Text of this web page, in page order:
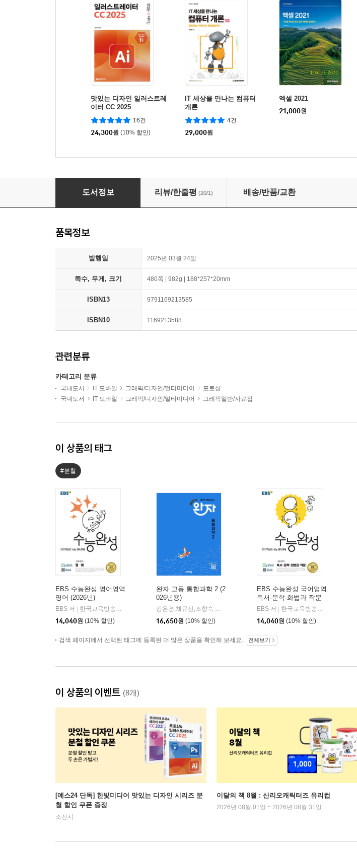
맛있는 디자인 일러스트레
이터 CC 2025
16건
24,300원 (10% 할인)
IT 세상을 만나는 컴퓨터
개론
4건
29,000원
엑셀 2021
21,000원
맛있는 디자인 포토샵 CC 2025
도서정보 리뷰/한줄평 (20/1) 배송/반품/교환
품목정보
발행일 2025년 03월 24일
쪽수, 무게, 크기 480쪽 | 982g | 188*257*20mm
ISBN13 9791169213585
ISBN10 1169213588
관련분류
카테고리 분류
국내도서 IT 모바일 그래픽/디자인/멀티미디어
포토샵
국내도서
IT 모바일 그래픽/디자인/멀티미디어 그래픽일반/자료집
이 상품의 태그
#분철
EBS 수능완성 영어영역
영어 (2026년)
EBS 저
한국교육방송공사
14,040원 (10% 할인)
완자 고등 통합과학 2 (2
026년용)
김은경,채규선,조향숙 등저
16,650원 (10% 할인)
EBS 수능완성 국어영역
독서·문학·화법과 작문
(2026년)
EBS 저
한국교육방송공사
14,040원 (10% 할인)
검색 페이지에서 선택된 태그에 등록된 더 많은 상품을 확인해 보세요. 전체보기
이 상품의 이벤트 (8개)
[예스24 단독] 한빛미디어 맛있는 디자인 시리즈 분
철 할인 쿠폰 증정
소진시
이달의 책 8월 : 산리오캐릭터즈 유리컵
2026년 08월 01일 ~ 2026년 08월 31일